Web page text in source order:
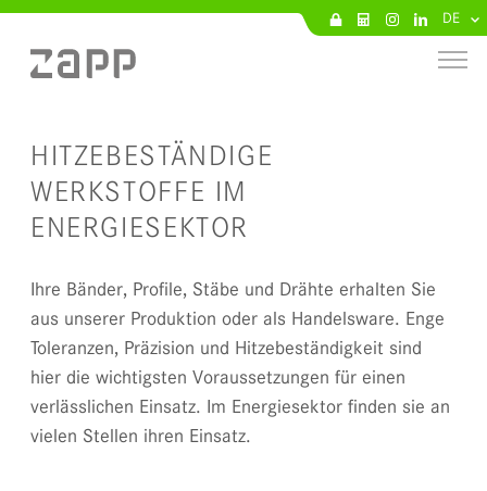
DE
HITZEBESTÄNDIGE
WERKSTOFFE IM
ENERGIESEKTOR
Ihre Bänder, Profile, Stäbe und Drähte erhalten Sie
aus unserer Produktion oder als Handelsware. Enge
Toleranzen, Präzision und Hitzebeständigkeit sind
hier die wichtigsten Voraussetzungen für einen
verlässlichen Einsatz. Im Energiesektor finden sie an
vielen Stellen ihren Einsatz.